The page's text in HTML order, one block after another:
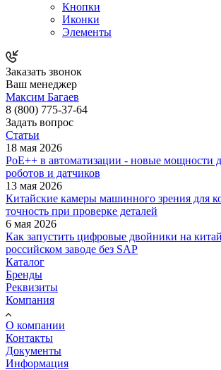
Кнопки
Иконки
Элементы
Заказать звонок
Ваш менеджер
Максим Багаев
8 (800) 775-37-64
Задать вопрос
Статьи
18 мая 2026
PoE++ в автоматизации - новые мощности
роботов и датчиков
13 мая 2026
Китайские камеры машинного зрения для
точность при проверке деталей
6 мая 2026
Как запустить цифровые двойники на
российском заводе без SAP
Каталог
Бренды
Реквизиты
Компания
О компании
Контакты
Документы
Информация